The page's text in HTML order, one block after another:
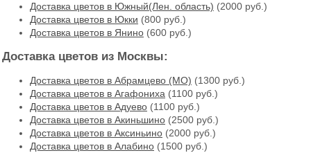
Доставка цветов в Южный(Лен. область) (2000 руб.)
Доставка цветов в Юкки (800 руб.)
Доставка цветов в Янино (600 руб.)
Доставка цветов из Москвы:
Доставка цветов в Абрамцево (МО) (1300 руб.)
Доставка цветов в Агафониха (1100 руб.)
Доставка цветов в Адуево (1100 руб.)
Доставка цветов в Акиньшино (2500 руб.)
Доставка цветов в Аксиньино (2000 руб.)
Доставка цветов в Алабино (1500 руб.)